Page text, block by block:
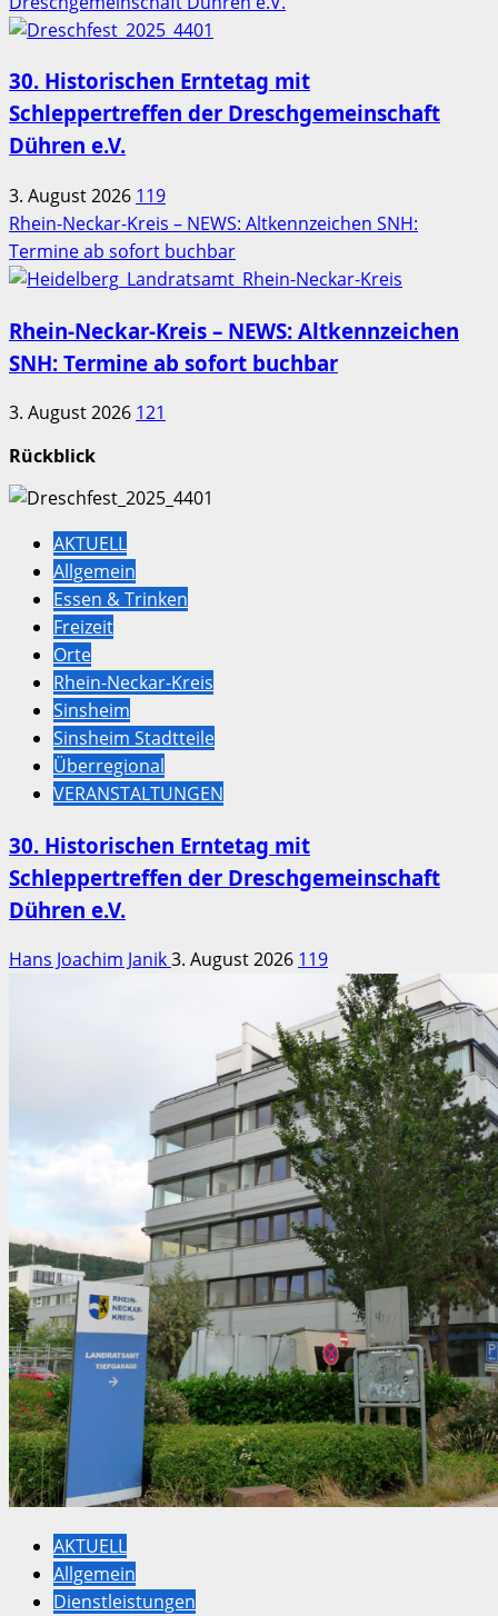
30. Historischen Erntetag mit
Schleppertreffen der Dreschgemeinschaft
Dühren e.V.
3. August 2026 119
Rhein-Neckar-Kreis – NEWS: Altkennzeichen SNH:
Termine ab sofort buchbar
Rhein-Neckar-Kreis – NEWS: Altkennzeichen
SNH: Termine ab sofort buchbar
3. August 2026 121
Rückblick
AKTUELL
Allgemein
Essen & Trinken
Freizeit
Orte
Rhein-Neckar-Kreis
Sinsheim
Sinsheim Stadtteile
Überregional
VERANSTALTUNGEN
30. Historischen Erntetag mit
Schleppertreffen der Dreschgemeinschaft
Dühren e.V.
Hans Joachim Janik3. August 2026 119
AKTUELL
Allgemein
Dienstleistungen